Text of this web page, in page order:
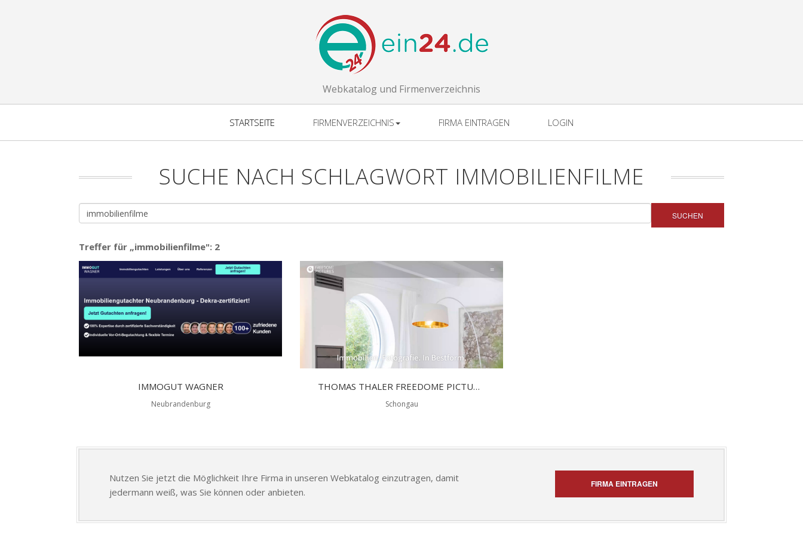
Webkatalog und Firmenverzeichnis
STARTSEITE FIRMENVERZEICHNIS FIRMA EINTRAGEN LOGIN
SUCHE NACH SCHLAGWORT IMMOBILIENFILME
SUCHEN
Treffer für „immobilienfilme": 2
IMMOGUT WAGNER
Neubrandenburg
THOMAS THALER FREEDOME PICTURES
Schongau
Nutzen Sie jetzt die Möglichkeit Ihre Firma in unseren Webkatalog einzutragen, damit
jedermann weiß, was Sie können oder anbieten.
FIRMA EINTRAGEN